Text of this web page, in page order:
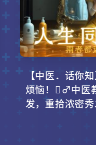
【中医．话你
烦恼！‍♂️中医
发，重拾浓密